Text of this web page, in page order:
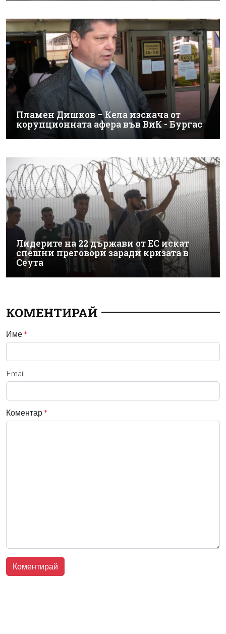
Пламен Дишков – Кела изскача от
корупционната афера във ВиК - Бургас
Лидерите на 22 държави от ЕС искат
спешни преговори заради кризата в
Сеута
КОМЕНТИРАЙ
Име *
Email
Коментар *